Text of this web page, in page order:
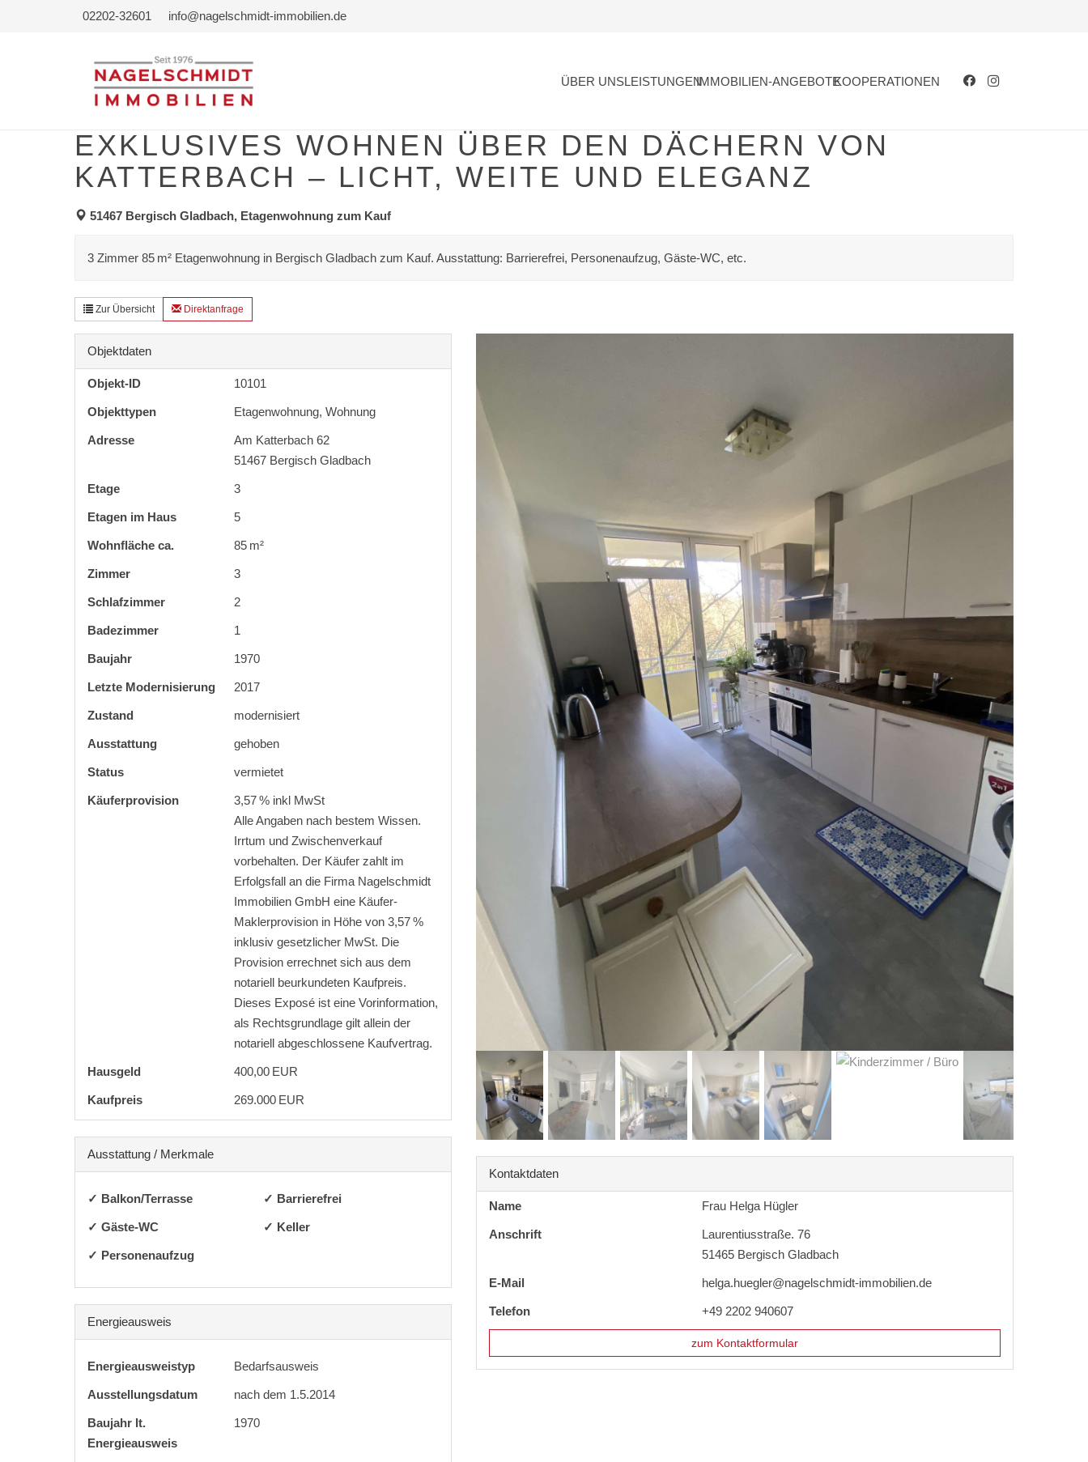
02202-32601 info@nagelschmidt-immobilien.de
ÜBER UNSLEISTUNGENIMMOBILIEN-ANGEBOTEKOOPERATIONEN
EXKLUSIVES WOHNEN ÜBER DEN DÄCHERN VON
KATTERBACH – LICHT, WEITE UND ELEGANZ
51467 Bergisch Gladbach, Etagenwohnung zum Kauf
3 Zimmer 85 m² Etagenwohnung in Bergisch Gladbach zum Kauf. Ausstattung: Barrierefrei, Personenaufzug, Gäste-WC, etc.
Zur Übersicht Direktanfrage
Kontaktdaten
Name Frau Helga Hügler
Anschrift
Laurentiusstraße. 76
51465 Bergisch Gladbach
E-Mail helga.huegler@nagelschmidt-immobilien.de
Telefon +49 2202 940607
zum Kontaktformular
Objektdaten
Objekt-ID 10101
Objekttypen Etagenwohnung, Wohnung
Adresse
Am Katterbach 62
51467 Bergisch Gladbach
Etage 3
Etagen im Haus 5
Wohnfläche ca. 85 m²
Zimmer 3
Schlafzimmer 2
Badezimmer 1
Baujahr 1970
Letzte Modernisierung 2017
Zustand modernisiert
Ausstattung gehoben
Status vermietet
Käufer­provision
3,57 % inkl MwSt
Alle Angaben nach bestem Wissen.
Irrtum und Zwischenverkauf
vorbehalten. Der Käufer zahlt im
Erfolgsfall an die Firma Nagelschmidt
Immobilien GmbH eine Käufer-
Maklerprovision in Höhe von 3,57 %
inklusiv gesetzlicher MwSt. Die
Provision errechnet sich aus dem
notariell beurkundeten Kaufpreis.
Dieses Exposé ist eine Vorinformation,
als Rechtsgrundlage gilt allein der
notariell abgeschlossene Kaufvertrag.
Hausgeld 400,00 EUR
Kaufpreis 269.000 EUR
Ausstattung / Merkmale
✓ Balkon/Terrasse ✓ Barrierefrei
✓ Gäste-WC ✓ Keller
✓ Personenaufzug
Energieausweis
Energieausweistyp Bedarfs­ausweis
Ausstellungsdatum nach dem 1.5.2014
Baujahr lt.
Energieausweis
1970